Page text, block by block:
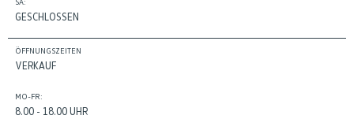
GESCHLOSSEN
ÖFFNUNGSZEITEN
VERKAUF
MO-FR:
8.00 - 18.00 UHR